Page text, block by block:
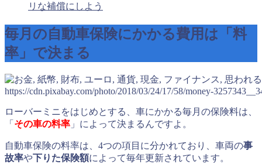
リな補償にしよう
毎月の自動車保険にかかる費用は「料
率」で決まる
https://cdn.pixabay.com/photo/2018/03/24/17/58/money-
ローバーミニをはじめとする、車にかかる毎月の保険料は、
「 その車の料率 」によって決まるんですよ。
自動車保険の料率は、4つの項目に分かれており、車両の事
故率や下りた保険額によって毎年更新されています。